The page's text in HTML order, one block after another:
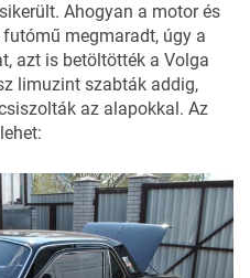
Ahogyan a motor és
megmaradt, úgy a
azt is betöltötték a Volga
limuzint szabták addig,
az alapokkal. Az